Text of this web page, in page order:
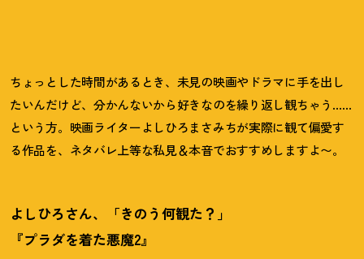
ちょっとした時間があるとき、未見の映画やドラマに手を出し
たいんだけど、分かんないから好きなのを繰り返し観ちゃう……
という方。映画ライターよしひろまさみちが実際に観て偏愛す
る作品を、ネタバレ上等な私見＆本音でおすすめしますよ〜。
よしひろさん、「きのう何観た ？ 」
『プラダを着た悪魔2』